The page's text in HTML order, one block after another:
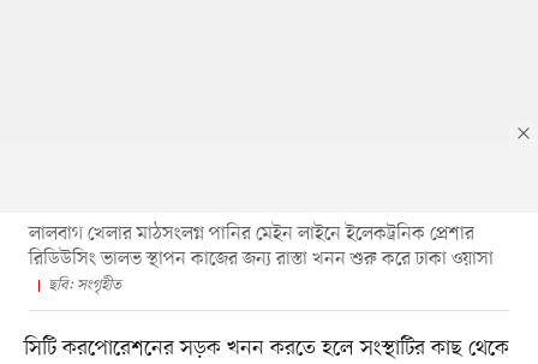
লালবাগ খেলার মাঠসংলগ্ন পানির মেইন লাইনে ইলেকট্রনিক প্রেশার
রিডিউসিং ভালভ স্থাপন কাজের জন্য রাস্তা খনন শুরু করে ঢাকা ওয়াসা
ছবি: সংগৃহীত
সিটি করপোরেশনের সড়ক খনন করতে হলে সংস্থাটির কাছ থেকে